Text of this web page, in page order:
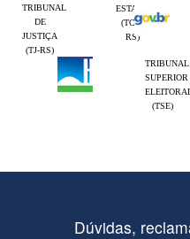
ESTADO
(TCE-
RS)
TRIBUNAL
DE
JUSTIÇA
(TJ-RS)
TRIBUNAL
SUPERIOR
(TSE)
Dúvidas,